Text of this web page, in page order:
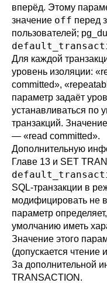
вперёд. Этому
значение off перед
пользователей;
Для каждой
уровень изоляции: «
committed», «
параметр задаёт
устанавливаться по
транзакций.
— «read committed».
Дополнительную
Главе 13 и SET
SQL-транзакции в
модифицировать не
параметр
умолчанию иметь
Значение этого
(допускается чтение
За дополнительной
TRANSACTION .